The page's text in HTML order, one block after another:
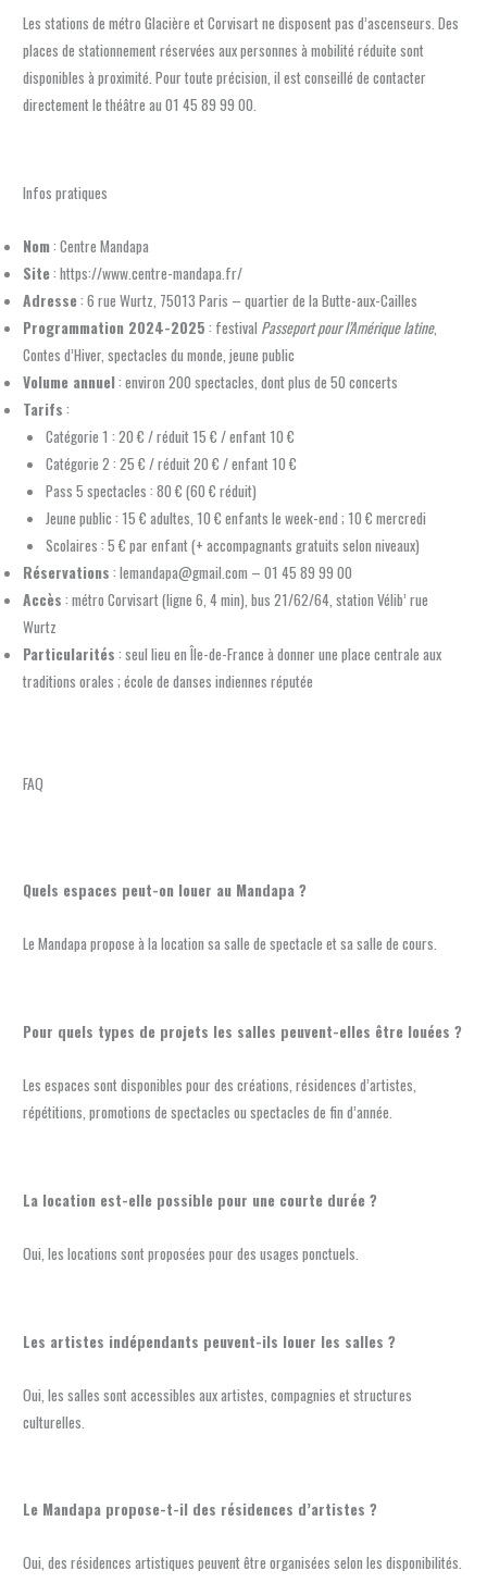
Les stations de métro Glacière et Corvisart ne disposent pas d’ascenseurs. Des
places de stationnement réservées aux personnes à mobilité réduite sont
disponibles à proximité. Pour toute précision, il est conseillé de contacter
directement le théâtre au 01 45 89 99 00.
Infos pratiques
Nom: Centre Mandapa
Site: https://www.centre-mandapa.fr/
Adresse: 6 rue Wurtz, 75013 Paris – quartier de la Butte-aux-Cailles
Programmation 2024-2025 : festival Passeport pour l’Amérique latine,
Contes d’Hiver, spectacles du monde, jeune public
Volume annuel: environ 200 spectacles, dont plus de 50 concerts
Tarifs :
Catégorie 1 : 20 € / réduit 15 € / enfant 10 €
Catégorie 2 : 25 € / réduit 20 € / enfant 10 €
Pass 5 spectacles : 80 € (60 € réduit)
Jeune public : 15 € adultes, 10 € enfants le week-end ; 10 € mercredi
Scolaires : 5 € par enfant (+ accompagnants gratuits selon niveaux)
Réservations : lemandapa@gmail.com – 01 45 89 99 00
Accès : métro Corvisart (ligne 6, 4 min), bus 21/62/64, station Vélib’ rue
Wurtz
Particularités : seul lieu en Île-de-France à donner une place centrale aux
traditions orales ; école de danses indiennes réputée
FAQ
Quels espaces peut-on louer au Mandapa ?
Le Mandapa propose à la location sa salle de spectacle et sa salle de cours.
Pour quels types de projets les salles peuvent-elles être louées ?
Les espaces sont disponibles pour des créations, résidences d’artistes,
répétitions, promotions de spectacles ou spectacles de fin d’année.
La location est-elle possible pour une courte durée ?
Oui, les locations sont proposées pour des usages ponctuels.
Les artistes indépendants peuvent-ils louer les salles ?
Oui, les salles sont accessibles aux artistes, compagnies et structures
culturelles.
Le Mandapa propose-t-il des résidences d’artistes ?
Oui, des résidences artistiques peuvent être organisées selon les disponibilités.